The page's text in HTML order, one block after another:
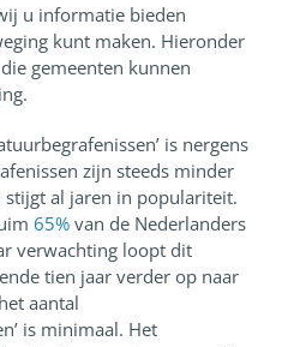
u informatie bieden
kunt maken. Hieronder
gemeenten kunnen
is nergens
zijn steeds minder
stijgt al jaren in populariteit.
65% van de Nederlanders
verwachting loopt dit
tien jaar verder op naar
aantal
is minimaal. Het